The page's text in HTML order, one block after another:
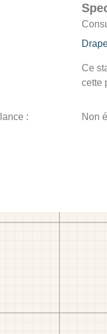
Ce
cette
: Non